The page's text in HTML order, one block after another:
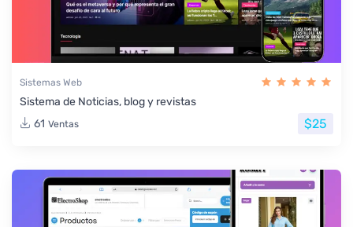
Sistemas Web
Sistema de Noticias, blog y revistas
61 Ventas $25